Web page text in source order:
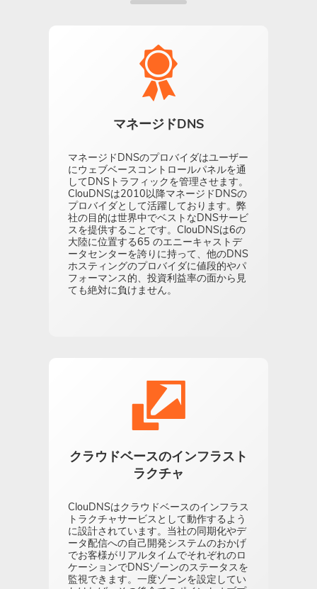
マネージドDNS
マネージドDNSのプロバイダはユーザー
にウェブベースコントロールパネルを通
してDNSトラフィックを管理させます。
ClouDNSは2010以降マネージドDNSの
プロバイダとして活躍しております。弊
社の目的は世界中でベストなDNSサービ
スを提供することです。ClouDNSは6の
大陸に位置する65 のエニーキャストデ
ータセンターを誇りに持って、他のDNS
ホスティングのプロバイダに値段的やパ
フォーマンス的、投資利益率の面から見
ても絶対に負けません。
クラウドベースのインフラスト
ラクチャ
ClouDNSはクラウドベースのインフラス
トラクチャサービスとして動作するよう
に設計されています。当社の同期化やデ
ータ配信への自己開発システムのおかげ
でお客様がリアルタイムでそれぞれのロ
ケーションでDNSゾーンのステータスを
監視できます。一度ゾーンを設定してい